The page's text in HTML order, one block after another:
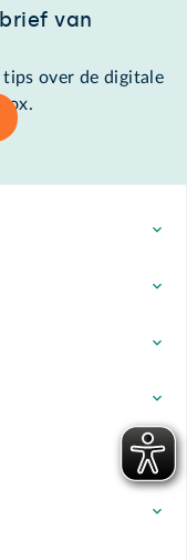
van
tips over de digitale